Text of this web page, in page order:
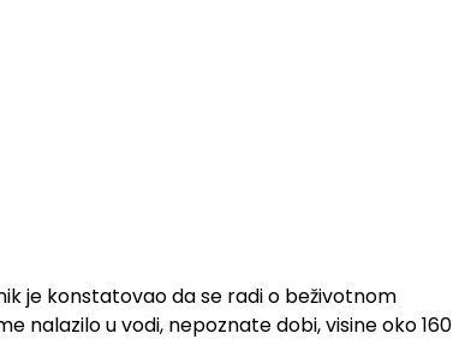
je konstatovao da se radi o beživotnom
nalazilo u vodi, nepoznate dobi, visine oko 160